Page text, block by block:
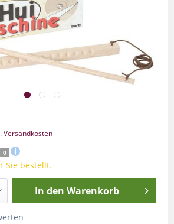
Versandkosten
0
Sie bestellt.
In den Warenkorb